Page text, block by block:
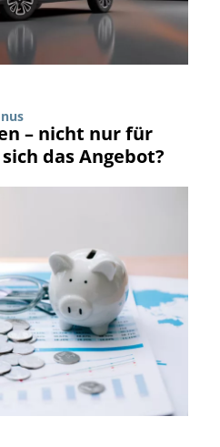
– nicht nur für
das Angebot?